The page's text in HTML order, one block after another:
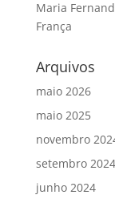
Maria
França
Arquivos
maio 2026
maio 2025
novembro
setembro 2024
junho 2024